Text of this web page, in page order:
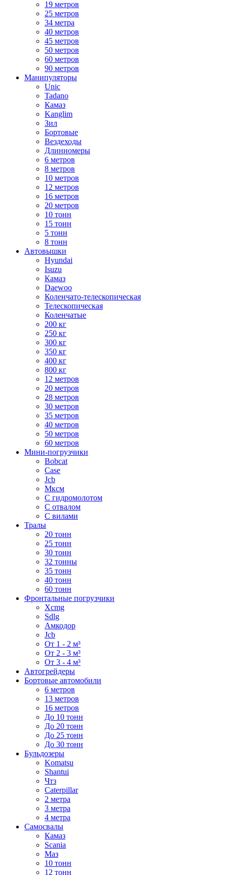
19 метров
25 метров
34 метра
40 метров
45 метров
50 метров
60 метров
90 метров
Манипуляторы
Unic
Tadano
Камаз
Kanglim
Зил
Бортовые
Вездеходы
Длинномеры
6 метров
8 метров
10 метров
12 метров
16 метров
20 метров
10 тонн
15 тонн
5 тонн
8 тонн
Автовышки
Hyundai
Isuzu
Камаз
Daewoo
Коленчато-телескопическая
Телескопическая
Коленчатые
200 кг
250 кг
300 кг
350 кг
400 кг
800 кг
12 метров
20 метров
28 метров
30 метров
35 метров
40 метров
50 метров
60 метров
Мини-погрузчики
Bobcat
Case
Jcb
Мксм
С гидромолотом
С отвалом
С вилами
Тралы
20 тонн
25 тонн
30 тонн
32 тонны
35 тонн
40 тонн
60 тонн
Фронтальные погрузчики
Xcmg
Sdlg
Амкодор
Jcb
От 1 - 2 м³
От 2 - 3 м³
От 3 - 4 м³
Автогрейдеры
Бортовые автомобили
6 метров
13 метров
16 метров
До 10 тонн
До 20 тонн
До 25 тонн
До 30 тонн
Бульдозеры
Komatsu
Shantui
Чтз
Caterpillar
2 метра
3 метра
4 метра
Самосвалы
Камаз
Scania
Маз
10 тонн
12 тонн